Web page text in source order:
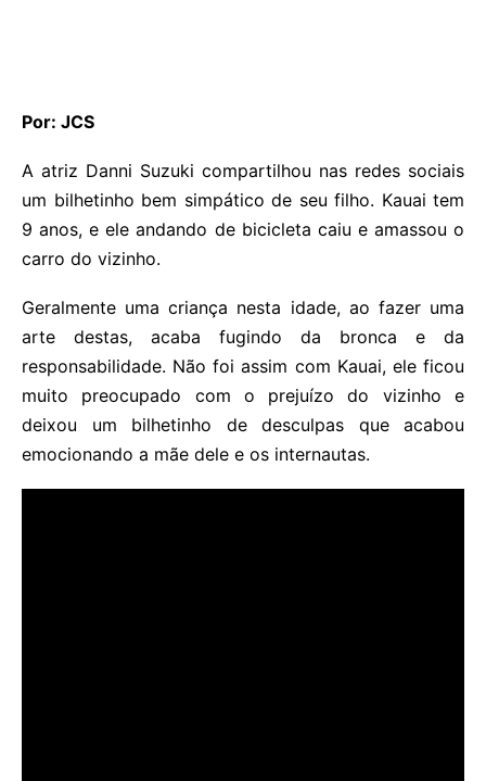
Por: JCS
A atriz Danni Suzuki compartilhou nas redes sociais
um bilhetinho bem simpático de seu filho. Kauai tem
9 anos, e ele andando de bicicleta caiu e amassou o
carro do vizinho.
Geralmente uma criança nesta idade, ao fazer uma
arte destas, acaba fugindo da bronca e da
responsabilidade. Não foi assim com Kauai, ele ficou
muito preocupado com o prejuízo do vizinho e
deixou um bilhetinho de desculpas que acabou
emocionando a mãe dele e os internautas.